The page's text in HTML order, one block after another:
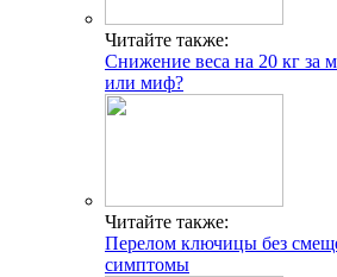
Читайте также:
Снижение веса на 20 кг за
или миф?
Читайте также:
Перелом ключицы без
симптомы